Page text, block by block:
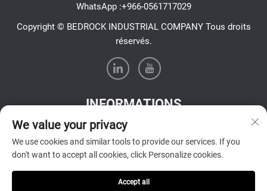
WhatsApp :+966-0561717029
Copyright © BEDROCK INDUSTRIAL COMPANY Tous droits
réservés.
INFORMATIONS
Inscrivez-vous pour recevoir notre newsletter hebdomadaire
We value your privacy
We use cookies and similar tools to provide our services. If you
don't want to accept all cookies, click Personalize cookies.
Accept all